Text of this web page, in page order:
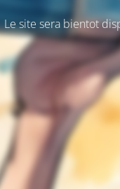
Le site sera bientot